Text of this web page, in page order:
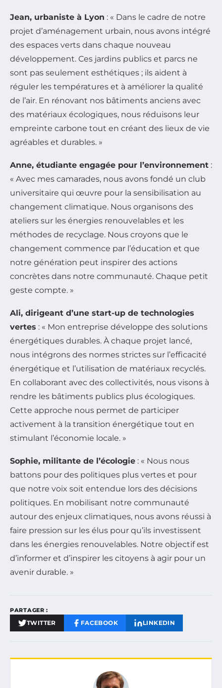
Jean, urbaniste à Lyon : « Dans le cadre de notre
projet d’aménagement urbain, nous avons intégré
des espaces verts dans chaque nouveau
développement. Ces jardins publics et parcs ne
sont pas seulement esthétiques ; ils aident à
réguler les températures et à améliorer la qualité
de l’air. En rénovant nos bâtiments anciens avec
des matériaux écologiques, nous réduisons leur
empreinte carbone tout en créant des lieux de vie
agréables et durables. »
Anne, étudiante engagée pour l’environnement :
« Avec mes camarades, nous avons fondé un club
universitaire qui œuvre pour la sensibilisation au
changement climatique. Nous organisons des
ateliers sur les énergies renouvelables et les
méthodes de recyclage. Nous croyons que le
changement commence par l’éducation et que
notre génération peut inspirer des actions
concrètes dans notre communauté. Chaque petit
geste compte. »
Ali, dirigeant d’une start-up de technologies
vertes : « Mon entreprise développe des solutions
énergétiques durables. À chaque projet lancé,
nous intégrons des normes strictes sur l’efficacité
énergétique et l’utilisation de matériaux recyclés.
En collaborant avec des collectivités, nous visons à
rendre les bâtiments publics plus écologiques.
Cette approche nous permet de participer
activement à la transition énergétique tout en
stimulant l’économie locale. »
Sophie, militante de l’écologie : « Nous nous
battons pour des politiques plus vertes et pour
que notre voix soit entendue lors des décisions
politiques. En mobilisant notre communauté
autour des enjeux climatiques, nous avons réussi à
faire pression sur les élus pour qu’ils investissent
dans les énergies renouvelables. Notre objectif est
d’informer et d’inspirer les citoyens à agir pour un
avenir durable. »
PARTAGER :
TWITTER FACEBOOK LINKEDIN